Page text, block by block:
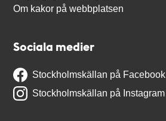
Om kakor på webbplatsen
Sociala medier
Stockholmskällan på Facebook
Stockholmskällan på Instagram